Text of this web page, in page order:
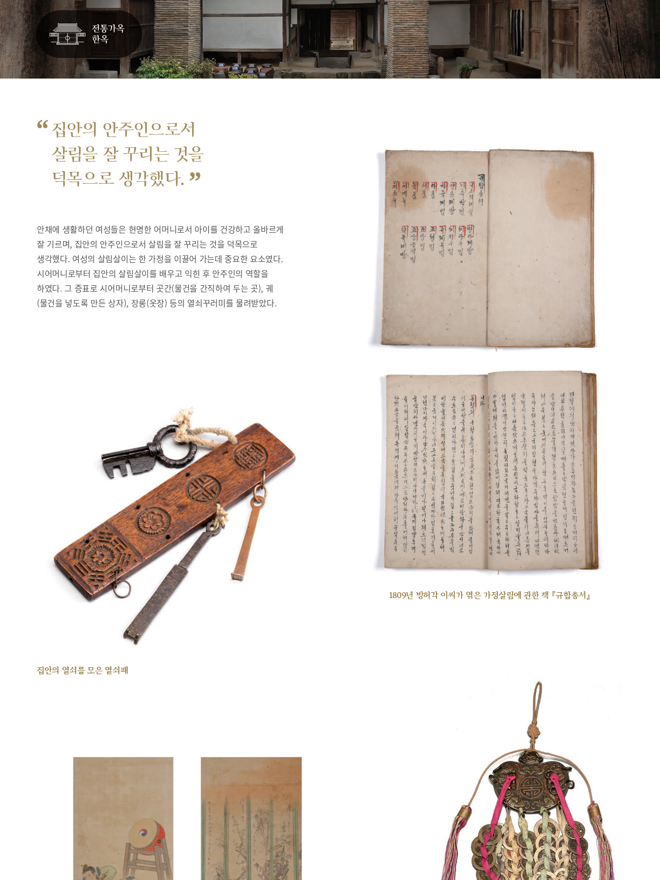
“ 집안의 안주인으로서
살림을 잘 꾸리는 것을
덕목으로 생각했다. ”
안채에 생활하던 여성들은 현명한 어머니로서 아이를 건강하고 올바르게
잘 기르며, 집안의 안주인으로서 살림을 잘 꾸리는 것을 덕목으로
생각했다. 여성의 살림살이는 한 가정을 이끌어 가는데 중요한 요소였다.
시어머니로부터 집안의 살림살이를 배우고 익힌 후 안주인의 역할을
하였다. 그 증표로 시어머니로부터 곳간(물건을 간직하여 두는 곳), 궤
(물건을 넣도록 만든 상자), 장롱(옷장) 등의 열쇠꾸러미를 물려받았다.
1809년 빙허각 이씨가 엮은 가정살림에 관한 책 『규합총서』
집안의 열쇠를 모은 열쇠패